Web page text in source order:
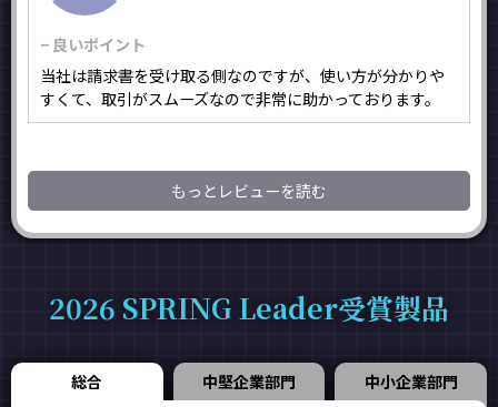
− 良いポイント
当社は請求書を受け取る側なのですが、使い方が分かりや
すくて、取引がスムーズなので非常に助かっております。
もっとレビューを読む
2026 SPRING Leader受賞製品
総合 中堅企業部門 中小企業部門